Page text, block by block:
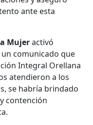
ante esta
Mujeractivó
comunicado que
Integral Orellana
atendieron a los
se habría brindado
contención